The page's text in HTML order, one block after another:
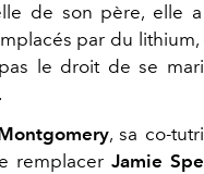
de son père, elle
par du
le droit de se
, sa co-
remplacer Jamie